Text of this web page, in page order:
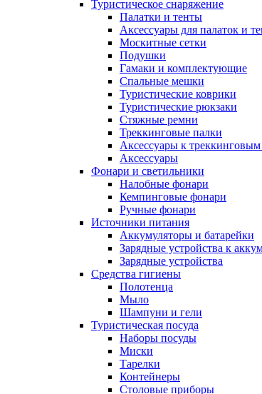
Туристическое снаряжение
Палатки и тенты
Аксессуары для палаток и
Москитные сетки
Подушки
Гамаки и комплектующие
Спальные мешки
Туристические коврики
Туристические рюкзаки
Стяжные ремни
Треккинговые палки
Аксессуары к
Аксессуары
Фонари и светильники
Налобные фонари
Кемпинговые фонари
Ручные фонари
Источники питания
Аккумуляторы и батарейки
Зарядные устройства к
Зарядные устройства
Средства гигиены
Полотенца
Мыло
Шампуни и гели
Туристическая посуда
Наборы посуды
Миски
Тарелки
Контейнеры
Столовые приборы